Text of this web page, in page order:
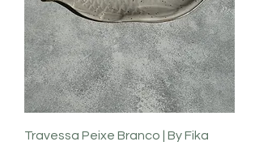
Travessa Peixe Branco | By Fika